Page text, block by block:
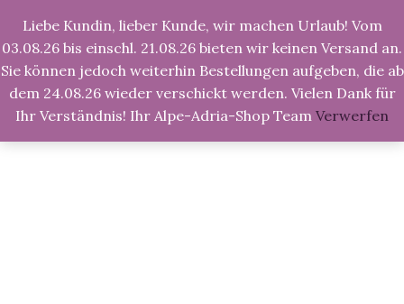
Liebe Kundin, lieber Kunde, wir machen Urlaub! Vom
03.08.26 bis einschl. 21.08.26 bieten wir keinen Versand an.
Sie können jedoch weiterhin Bestellungen aufgeben, die ab
dem 24.08.26 wieder verschickt werden. Vielen Dank für
Ihr Verständnis! Ihr Alpe-Adria-Shop Team Verwerfen
Rocking chair